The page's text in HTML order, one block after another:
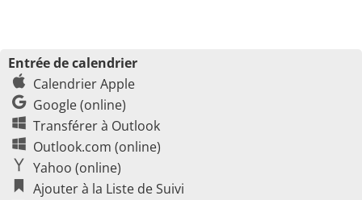
Entrée de calendrier
Calendrier Apple
Google (online)
Transférer à Outlook
Outlook.com (online)
Yahoo (online)
Ajouter à la Liste de Suivi